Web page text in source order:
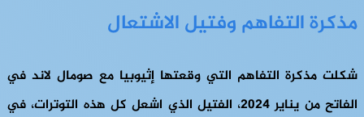
مذكرة التفاهم وفتيل الاشتعال
شكلت مذكرة التفاهم التي وقعتها إثيوبيا مع صومال لاند في
الفاتح من يناير 2024، الفتيل الذي اشعل كل هذه التوترات، في